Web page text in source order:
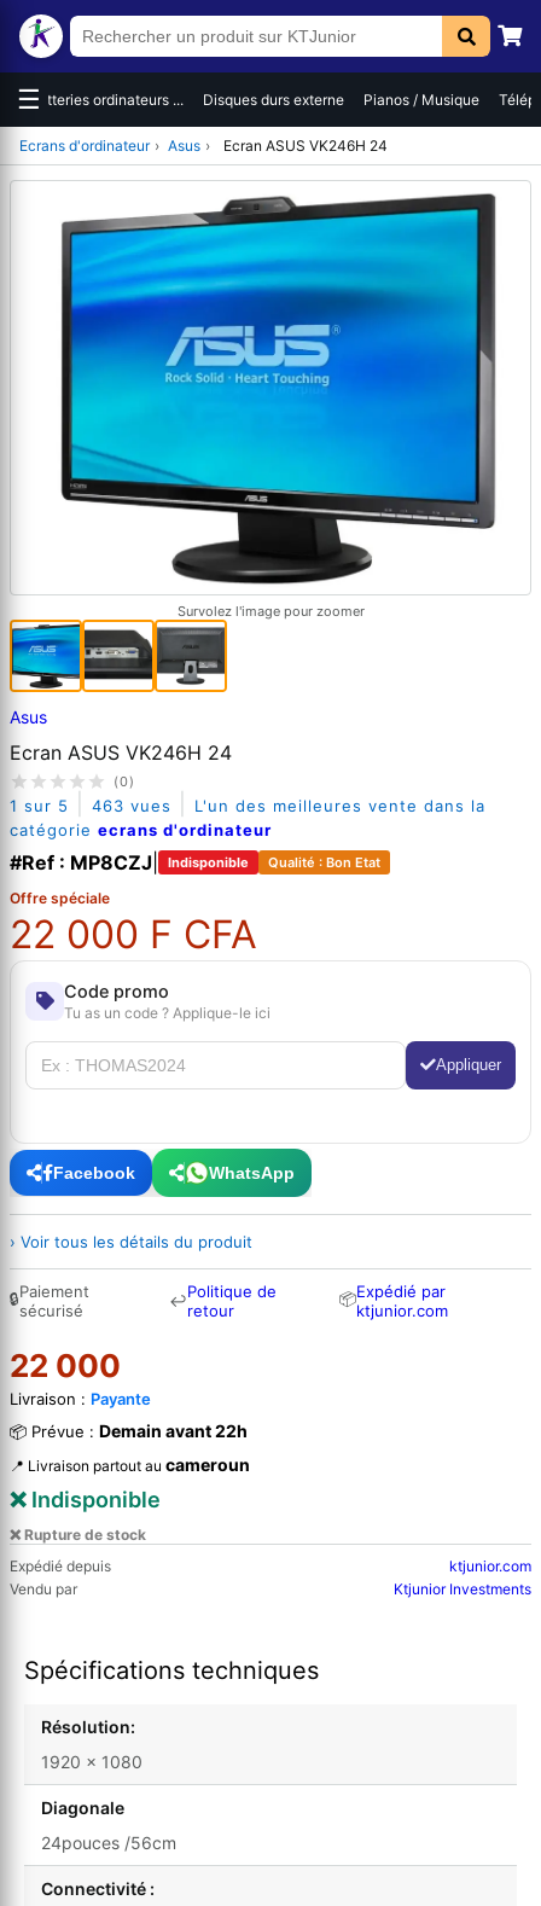
☰Batteries ordinateurs ... Disques durs externe Pianos / Musique
Ecrans d'ordinateur › Asus › Ecran ASUS VK246H 24
Survolez l'image pour zoomer
Asus
Ecran ASUS VK246H 24
(0)
1 sur 5 463 vues
L'un des meilleures vente dans la
catégorie ecrans d'ordinateur
#Ref : MP8CZJ Indisponible Qualité : Bon Etat
Offre spéciale
22 000 F CFA
Code promo
Tu as un code ? Applique-le ici
Appliquer
Facebook WhatsApp
› Voir tous les détails du produit
🔒Paiement
sécurisé
↩Politique de
retour
📦Expédié par
ktjunior.com
22 000
Livraison : Payante
📦 Prévue : Demain avant 22h
📍 Livraison partout au cameroun
❌ Indisponible
❌ Rupture de stock
Expédié depuis
ktjunior.com
Vendu par
Ktjunior Investments
Spécifications techniques
Résolution:
1920 x 1080
Diagonale
24pouces /56cm
Connectivité :